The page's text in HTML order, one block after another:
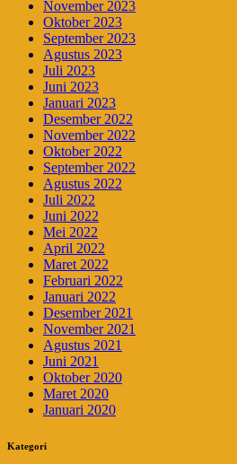
November 2023
Oktober 2023
September 2023
Agustus 2023
Juli 2023
Juni 2023
Januari 2023
Desember 2022
November 2022
Oktober 2022
September 2022
Agustus 2022
Juli 2022
Juni 2022
Mei 2022
April 2022
Maret 2022
Februari 2022
Januari 2022
Desember 2021
November 2021
Agustus 2021
Juni 2021
Oktober 2020
Maret 2020
Januari 2020
Kategori